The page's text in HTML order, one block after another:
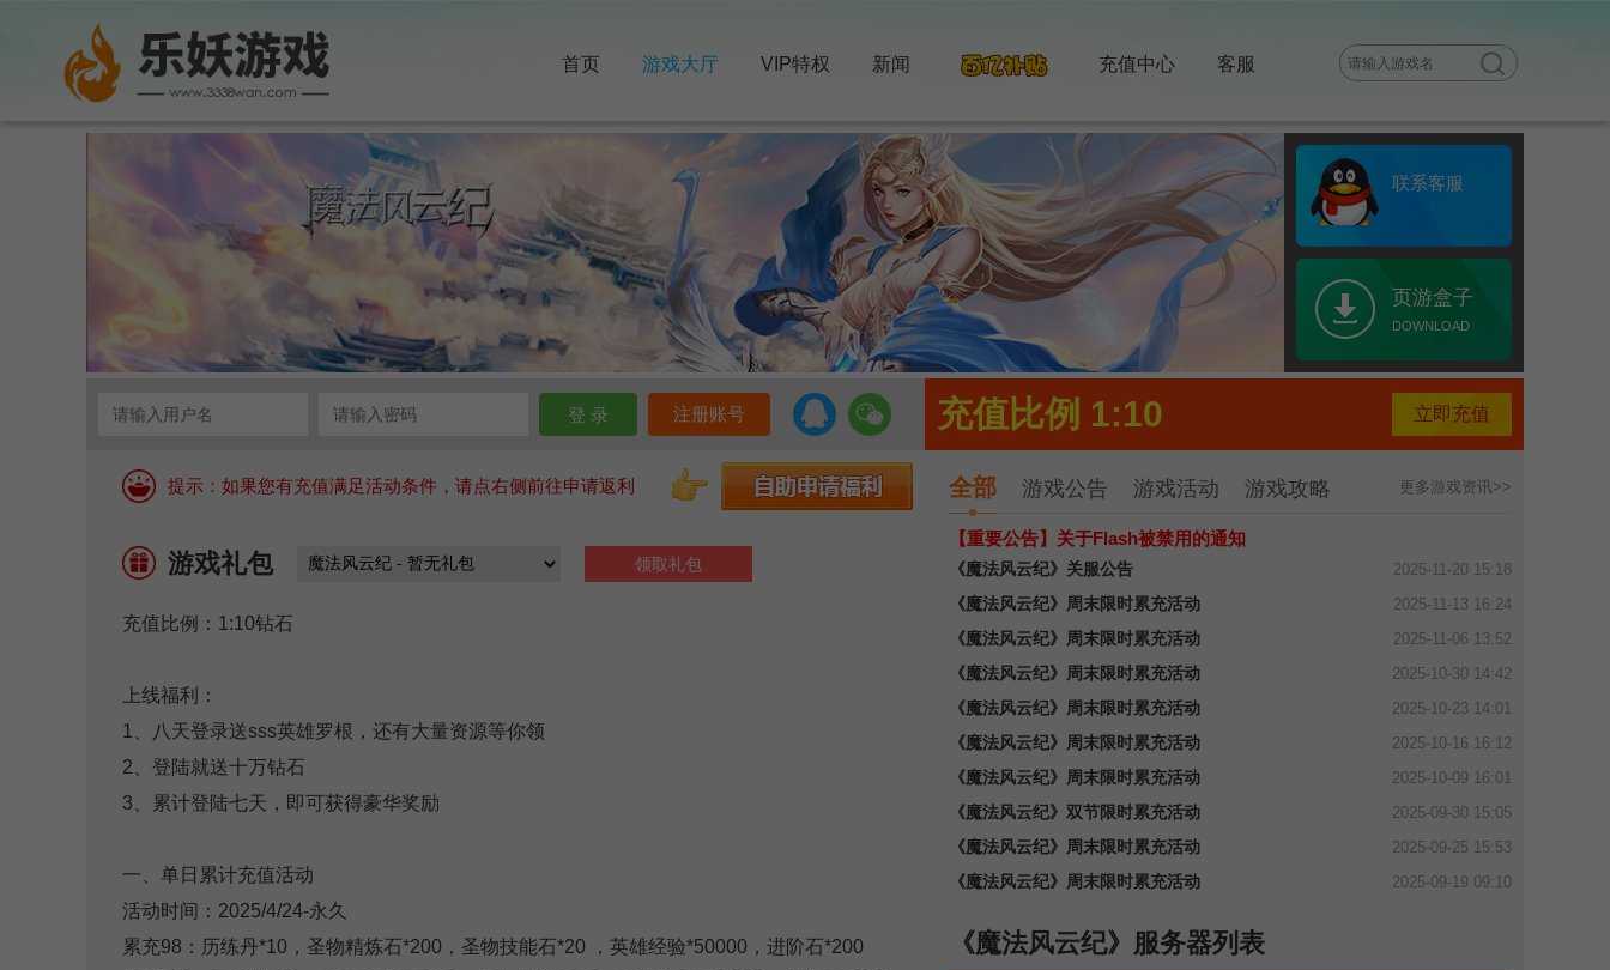
首页 游戏大厅 VIP特权 新闻 充值中心 客服
联系客服
页游盒子
DOWNLOAD
注册账号 充值比例 1:10 立即充值
提示：如果您有充值满足活动条件，请点右侧前往申请返利
游戏礼包 领取礼包
充值比例：1:10钻石
上线福利：
1、八天登录送sss英雄罗根，还有大量资源等你领
2、登陆就送十万钻石
3、累计登陆七天，即可获得豪华奖励
一、单日累计充值活动
活动时间：2025/4/24-永久
累充98：历练丹*10，圣物精炼石*200，圣物技能石*20 ，英雄经验*50000，进阶石*200
全部 游戏公告 游戏活动 游戏攻略 更多游戏资讯>>
【重要公告】关于Flash被禁用的通知
2025-11-20 15:18
《魔法风云纪》关服公告
2025-11-13 16:24
《魔法风云纪》周末限时累充活动
2025-11-06 13:52
《魔法风云纪》周末限时累充活动
2025-10-30 14:42
《魔法风云纪》周末限时累充活动
2025-10-23 14:01
《魔法风云纪》周末限时累充活动
2025-10-16 16:12
《魔法风云纪》周末限时累充活动
2025-10-09 16:01
《魔法风云纪》周末限时累充活动
2025-09-30 15:05
《魔法风云纪》双节限时累充活动
2025-09-25 15:53
《魔法风云纪》周末限时累充活动
2025-09-19 09:10
《魔法风云纪》周末限时累充活动
《魔法风云纪》服务器列表